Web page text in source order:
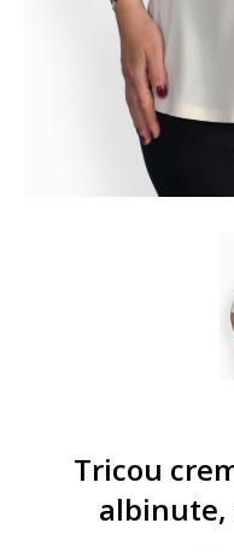
Tricou
albinute,